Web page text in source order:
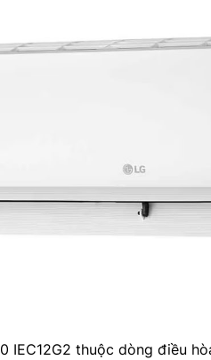
IEC12G2 thuộc dòng điều